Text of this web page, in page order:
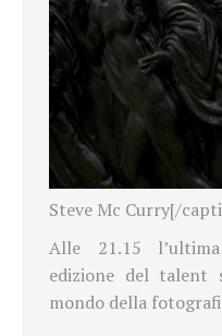
Steve Mc Curry[/
Alle 21.15
edizione del talent
mondo della